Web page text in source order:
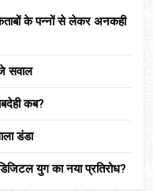
के पन्नों से लेकर अनकही
सवाल
कब?
डंडा
युग का नया प्रतिरोध?